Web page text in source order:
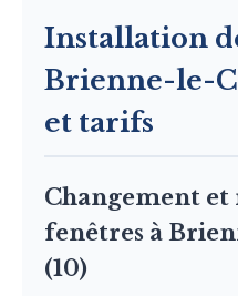
Installation
Brienne-le-
et tarifs
Changement
fenêtres à
(10)